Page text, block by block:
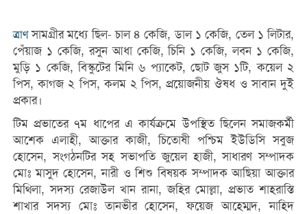
ত্রাণসামগ্রীর মধ্যে ছিল- চাল ৪ কেজি, ডাল ১ কেজি, তেল ১ লিটার,
পেঁয়াজ ১ কেজি, রসুন আধা কেজি, চিনি ১ কেজি, লবন ১ কেজি,
মুড়ি ১ কেজি, বিস্কুটের মিনি ৬ প্যাকেট, ছোট জুস ১টি, কয়েল ২
পিস, কাগজ ২ পিস, কলম ২ পিস, প্রয়োজনীয় ঔষধ ও সাবান দুই
প্রকার।
টিম প্রভাতের ৭ম ধাপের এ কার্যক্রমে উপস্থিত ছিলেন সমাজকর্মী
আশেক এলাহী, আক্তার কাজী, চিতোষী পশ্চিম ইউডিসি সবুজ
হোসেন, সংগঠনটির সহ সভাপতি জুয়েল হাজী, সাধারণ সম্পাদক
মোঃ মাসুদ হোসেন, নারী ও শিশু বিষয়ক সম্পাদক আছিয়া আক্তার
মিথিলা, সদস্য রেজাউল খান রানা, জহির মোল্লা, প্রভাত শাহরাস্তি
শাখার সদস্য মোঃ তানভীর হোসেন, ফয়েজ আহেম্মদ, নাহিদ